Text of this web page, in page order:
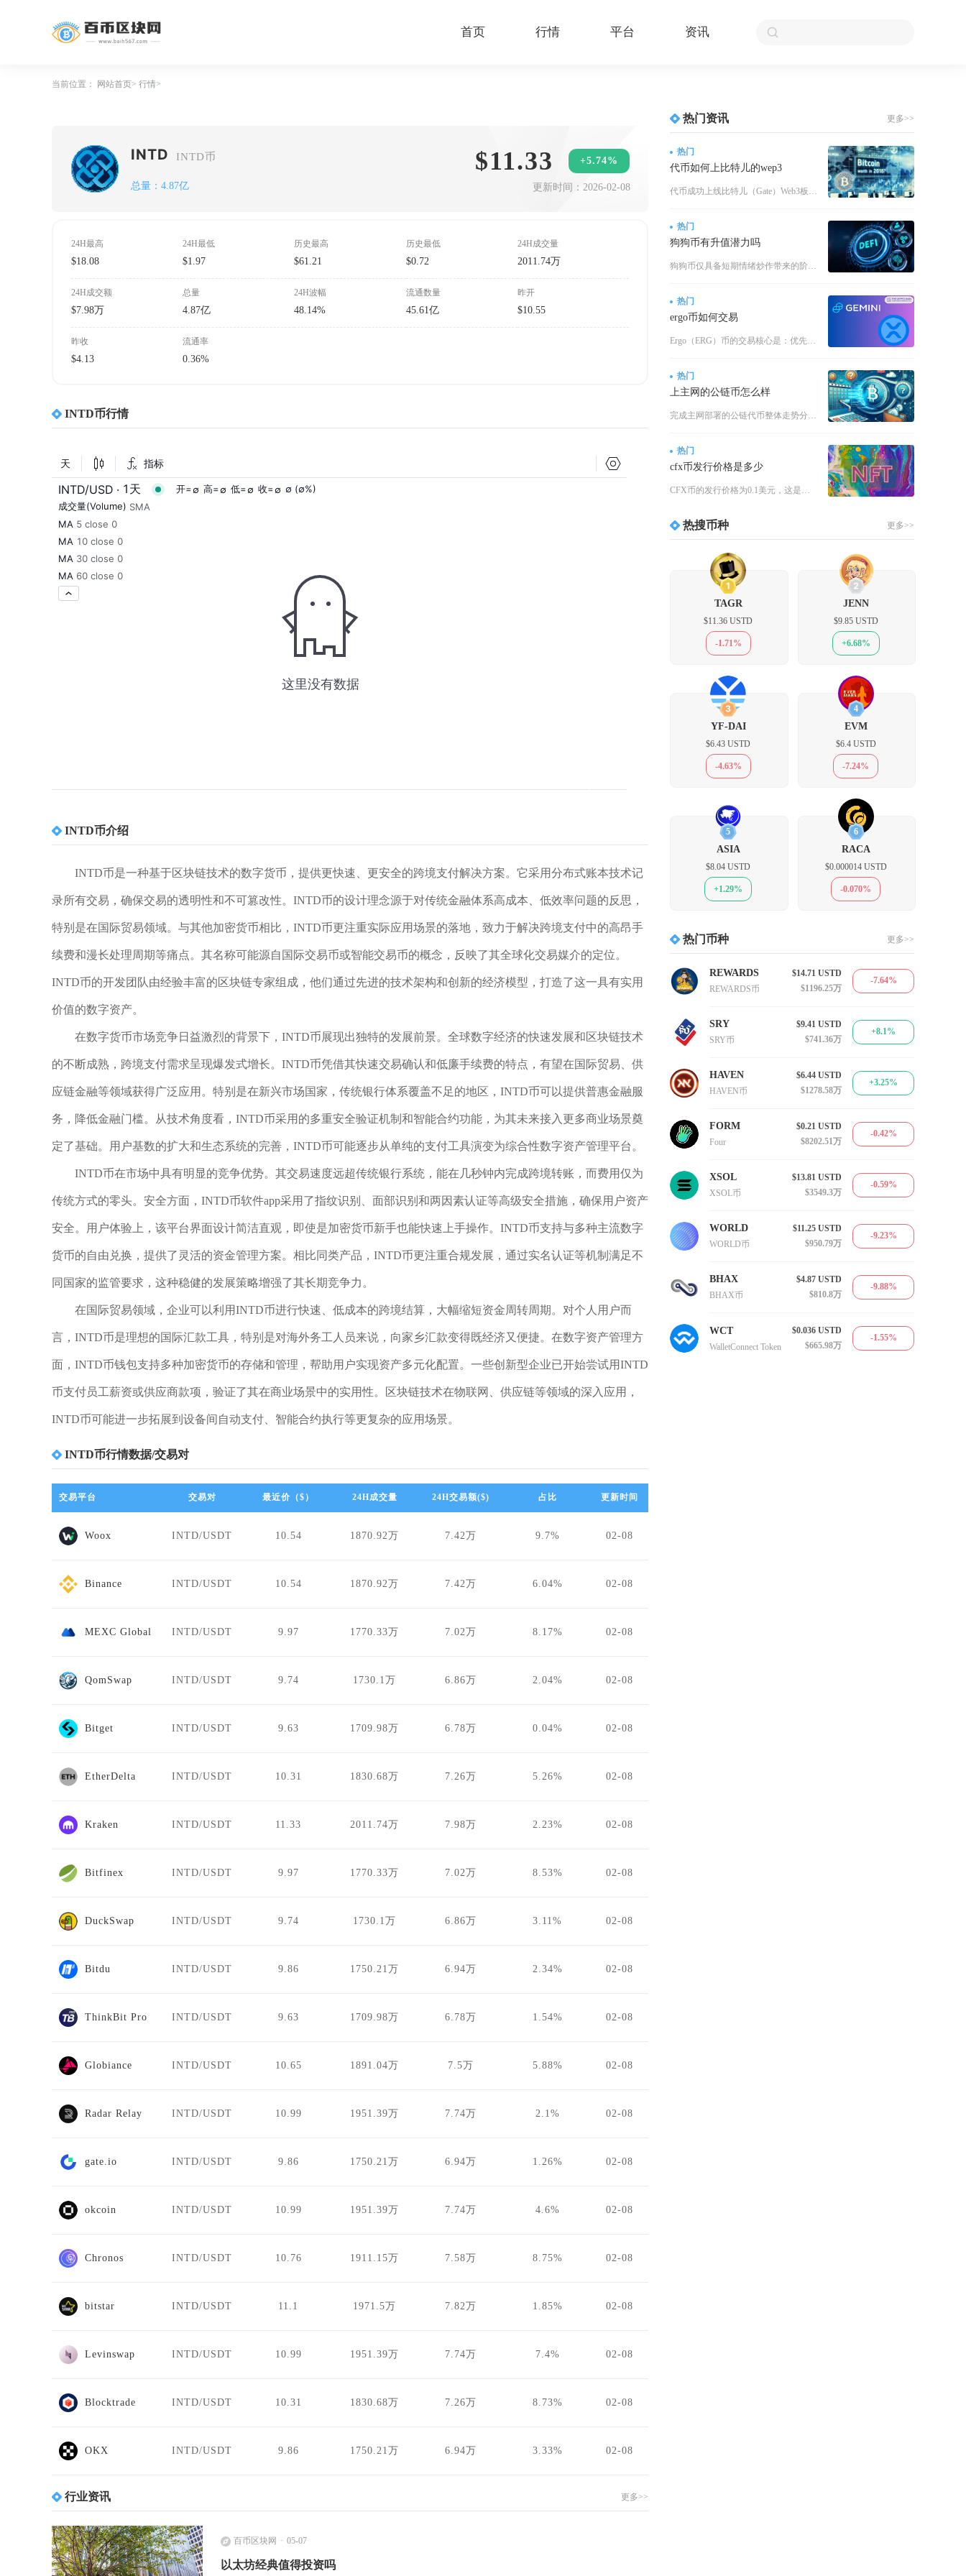
首页 行情 平台 资讯
当前位置： 网站首页 行情
INTD INTD币
总量：4.87亿
$11.33 +5.74%
更新时间：2026-02-08
24H最高
$18.08
24H最低
$1.97
历史最高
$61.21
历史最低
$0.72
24H成交量
2011.74万
24H成交额
$7.98万
总量
4.87亿
24H波幅
48.14%
流通数量
45.61亿
昨开
$10.55
昨收
$4.13
流通率
0.36%
INTD币行情
INTD币介绍
INTD币是一种基于区块链技术的数字货币，提供更快速、更安全的跨境支付解决方案。它采用分布式账本技术记
录所有交易，确保交易的透明性和不可篡改性。INTD币的设计理念源于对传统金融体系高成本、低效率问题的反思，
特别是在国际贸易领域。与其他加密货币相比，INTD币更注重实际应用场景的落地，致力于解决跨境支付中的高昂手
续费和漫长处理周期等痛点。其名称可能源自国际交易币或智能交易币的概念，反映了其全球化交易媒介的定位。
INTD币的开发团队由经验丰富的区块链专家组成，他们通过先进的技术架构和创新的经济模型，打造了这一具有实用
价值的数字资产。
在数字货币市场竞争日益激烈的背景下，INTD币展现出独特的发展前景。全球数字经济的快速发展和区块链技术
的不断成熟，跨境支付需求呈现爆发式增长。INTD币凭借其快速交易确认和低廉手续费的特点，有望在国际贸易、供
应链金融等领域获得广泛应用。特别是在新兴市场国家，传统银行体系覆盖不足的地区，INTD币可以提供普惠金融服
务，降低金融门槛。从技术角度看，INTD币采用的多重安全验证机制和智能合约功能，为其未来接入更多商业场景奠
定了基础。用户基数的扩大和生态系统的完善，INTD币可能逐步从单纯的支付工具演变为综合性数字资产管理平台。
INTD币在市场中具有明显的竞争优势。其交易速度远超传统银行系统，能在几秒钟内完成跨境转账，而费用仅为
传统方式的零头。安全方面，INTD币软件app采用了指纹识别、面部识别和两因素认证等高级安全措施，确保用户资产
安全。用户体验上，该平台界面设计简洁直观，即使是加密货币新手也能快速上手操作。INTD币支持与多种主流数字
货币的自由兑换，提供了灵活的资金管理方案。相比同类产品，INTD币更注重合规发展，通过实名认证等机制满足不
同国家的监管要求，这种稳健的发展策略增强了其长期竞争力。
在国际贸易领域，企业可以利用INTD币进行快速、低成本的跨境结算，大幅缩短资金周转周期。对个人用户而
言，INTD币是理想的国际汇款工具，特别是对海外务工人员来说，向家乡汇款变得既经济又便捷。在数字资产管理方
面，INTD币钱包支持多种加密货币的存储和管理，帮助用户实现资产多元化配置。一些创新型企业已开始尝试用INTD
币支付员工薪资或供应商款项，验证了其在商业场景中的实用性。区块链技术在物联网、供应链等领域的深入应用，
INTD币可能进一步拓展到设备间自动支付、智能合约执行等更复杂的应用场景。
INTD币行情数据/交易对
交易平台 交易对 最近价（$） 24H成交量 24H交易额($) 占比 更新时间
Woox INTD/USDT 10.54 1870.92万 7.42万 9.7% 02-08
Binance INTD/USDT 10.54 1870.92万 7.42万 6.04% 02-08
MEXC Global INTD/USDT 9.97 1770.33万 7.02万 8.17% 02-08
QomSwap INTD/USDT 9.74 1730.1万 6.86万 2.04% 02-08
Bitget INTD/USDT 9.63 1709.98万 6.78万 0.04% 02-08
EtherDelta INTD/USDT 10.31 1830.68万 7.26万 5.26% 02-08
Kraken INTD/USDT 11.33 2011.74万 7.98万 2.23% 02-08
Bitfinex INTD/USDT 9.97 1770.33万 7.02万 8.53% 02-08
DuckSwap INTD/USDT 9.74 1730.1万 6.86万 3.11% 02-08
Bitdu INTD/USDT 9.86 1750.21万 6.94万 2.34% 02-08
ThinkBit Pro INTD/USDT 9.63 1709.98万 6.78万 1.54% 02-08
Globiance INTD/USDT 10.65 1891.04万 7.5万 5.88% 02-08
Radar Relay INTD/USDT 10.99 1951.39万 7.74万 2.1% 02-08
gate.io INTD/USDT 9.86 1750.21万 6.94万 1.26% 02-08
okcoin INTD/USDT 10.99 1951.39万 7.74万 4.6% 02-08
Chronos INTD/USDT 10.76 1911.15万 7.58万 8.75% 02-08
bitstar INTD/USDT 11.1 1971.5万 7.82万 1.85% 02-08
Levinswap INTD/USDT 10.99 1951.39万 7.74万 7.4% 02-08
Blocktrade INTD/USDT 10.31 1830.68万 7.26万 8.73% 02-08
OKX INTD/USDT 9.86 1750.21万 6.94万 3.33% 02-08
行业资讯 更多>>
百币区块网 05-07
以太坊经典值得投资吗
热门资讯 更多>>
热门
代币如何上比特儿的wep3
代币成功上线比特儿（Gate）Web3板块，需通过合规审核、技术安全审计、通证模型评估、社
热门
狗狗币有升值潜力吗
狗狗币仅具备短期情绪炒作带来的阶段性升值机会，不存在长期稳定升值潜力，普通投资者不适合长期
热门
ergo币如何交易
Ergo（ERG）币的交易核心是：优先在Gate、KuCoin等主流中心化平台完成KYC后
热门
上主网的公链币怎么样
完成主网部署的公链代币整体走势分化明显，短期大多走出利好兑现的冲高回落行情，长期价格高度绑
热门
cfx币发行价格是多少
CFX币的发行价格为0.1美元，这是该币种公开发行阶段确定的基础定价，也是早期投资者入场参
热搜币种 更多>>
1
TAGR
$11.36 USTD
-1.71%
2
JENN
$9.85 USTD
+6.68%
3
YF-DAI
$6.43 USTD
-4.63%
4
EVM
$6.4 USTD
-7.24%
5
ASIA
$8.04 USTD
+1.29%
6
RACA
$0.000014 USTD
-0.070%
热门币种 更多>>
REWARDS
REWARDS币
$14.71 USTD
$1196.25万
-7.64%
SRY
SRY币
$9.41 USTD
$741.36万
+8.1%
HAVEN
HAVEN币
$6.44 USTD
$1278.58万
+3.25%
FORM
Four
$0.21 USTD
$8202.51万
-0.42%
XSOL
XSOL币
$13.81 USTD
$3549.3万
-0.59%
WORLD
WORLD币
$11.25 USTD
$950.79万
-9.23%
BHAX
BHAX币
$4.87 USTD
$810.8万
-9.88%
WCT
WalletConnect Token
$0.036 USTD
$665.98万
-1.55%